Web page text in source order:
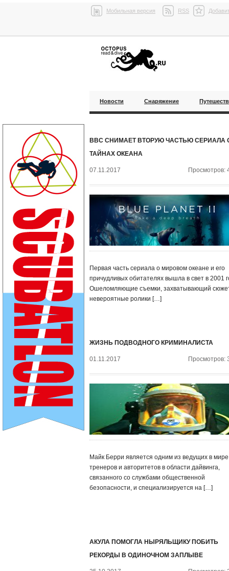
Мобильная версия RSS
Новости Снаряжение
BBC СНИМАЕТ ВТОРУЮ ЧАСТЬЮ СЕРИАЛА
ТАЙНАХ ОКЕАНА
07.11.2017 Просмотров:
Первая часть сериала о мировом океане и его
причудливых обитателях вышла в свет в 2001
Ошеломляющие съемки, захватывающий
невероятные ролики […]
ЖИЗНЬ ПОДВОДНОГО КРИМИНАЛИСТА
01.11.2017 Просмотров:
Майк Берри является одним из ведущих в мире
тренеров и авторитетов в области дайвинга,
связанного со службами общественной
безопасности, и специализируется на […]
АКУЛА ПОМОГЛА НЫРЯЛЬЩИКУ ПОБИТЬ
РЕКОРДЫ В ОДИНОЧНОМ ЗАПЛЫВЕ